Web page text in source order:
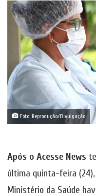
e-
mail
Foto: Reprodução/Divulgação
Após o Acesse News
última quinta-feira
Ministério da Saúde